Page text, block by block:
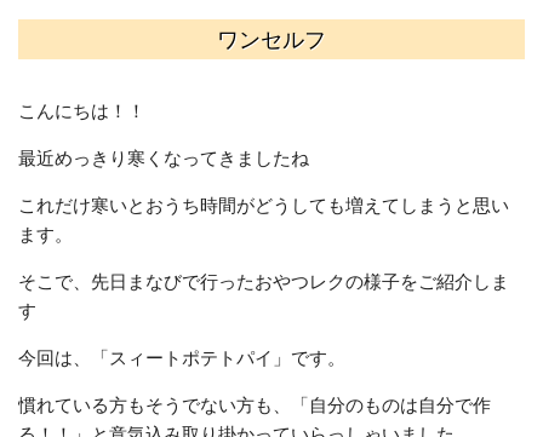
ワンセルフ
こんにちは！！
最近めっきり寒くなってきましたね
これだけ寒いとおうち時間がどうしても増えてしまうと思い
ます。
そこで、先日まなびで行ったおやつレクの様子をご紹介しま
す
今回は、「スィートポテトパイ」です。
慣れている方もそうでない方も、「自分のものは自分で作